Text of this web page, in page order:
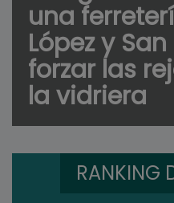
una
López y
forzar las
la vidriera
RANKING